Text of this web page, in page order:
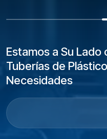
Estamos a Su
Tuberías de
Necesidades